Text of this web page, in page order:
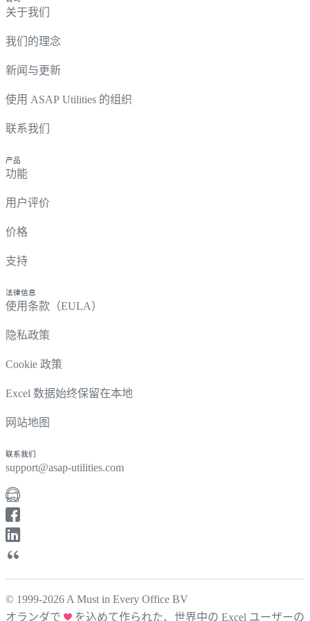
关于我们
我们的理念
新闻与更新
使用 ASAP Utilities 的组织
联系我们
产品
功能
用户评价
价格
支持
法律信息
使用条款（EULA）
隐私政策
Cookie 政策
Excel 数据始终保留在本地
网站地图
联系我们
support@asap-utilities.com
© 1999-2026 A Must in Every Office BV
オランダで
を込めて作られた、世界中の Excel ユーザーの